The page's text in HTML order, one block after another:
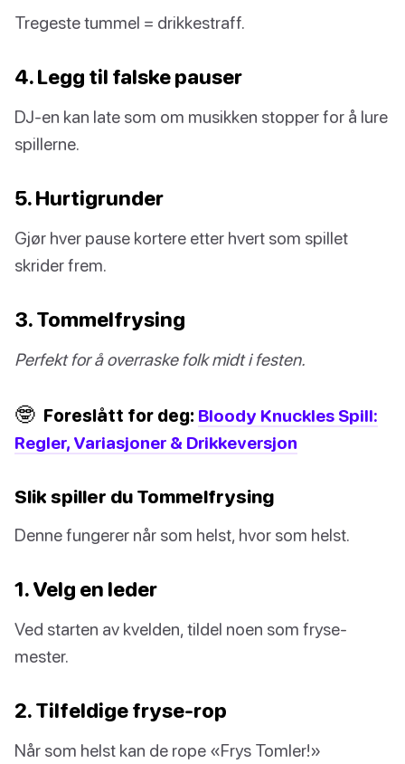
Tregeste tummel = drikkestraff.
4. Legg til falske pauser
DJ-en kan late som om musikken stopper for å lure
spillerne.
5. Hurtigrunder
Gjør hver pause kortere etter hvert som spillet
skrider frem.
3. Tommelfrysing
Perfekt for å overraske folk midt i festen.
🤓 Foreslått for deg: Bloody Knuckles Spill:
Regler, Variasjoner & Drikkeversjon
Slik spiller du Tommelfrysing
Denne fungerer når som helst, hvor som helst.
1. Velg en leder
Ved starten av kvelden, tildel noen som fryse-
mester.
2. Tilfeldige fryse-rop
Når som helst kan de rope «Frys Tomler!»